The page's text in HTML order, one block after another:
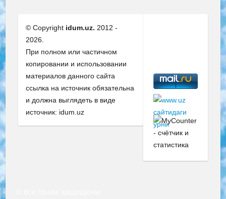
© Copyright idum.uz. 2012 -
2026.
При полном или частичном
копировании и использовании
материалов данного сайта
ссылка на источник обязательна
и должна выглядеть в виде
источник: idum.uz